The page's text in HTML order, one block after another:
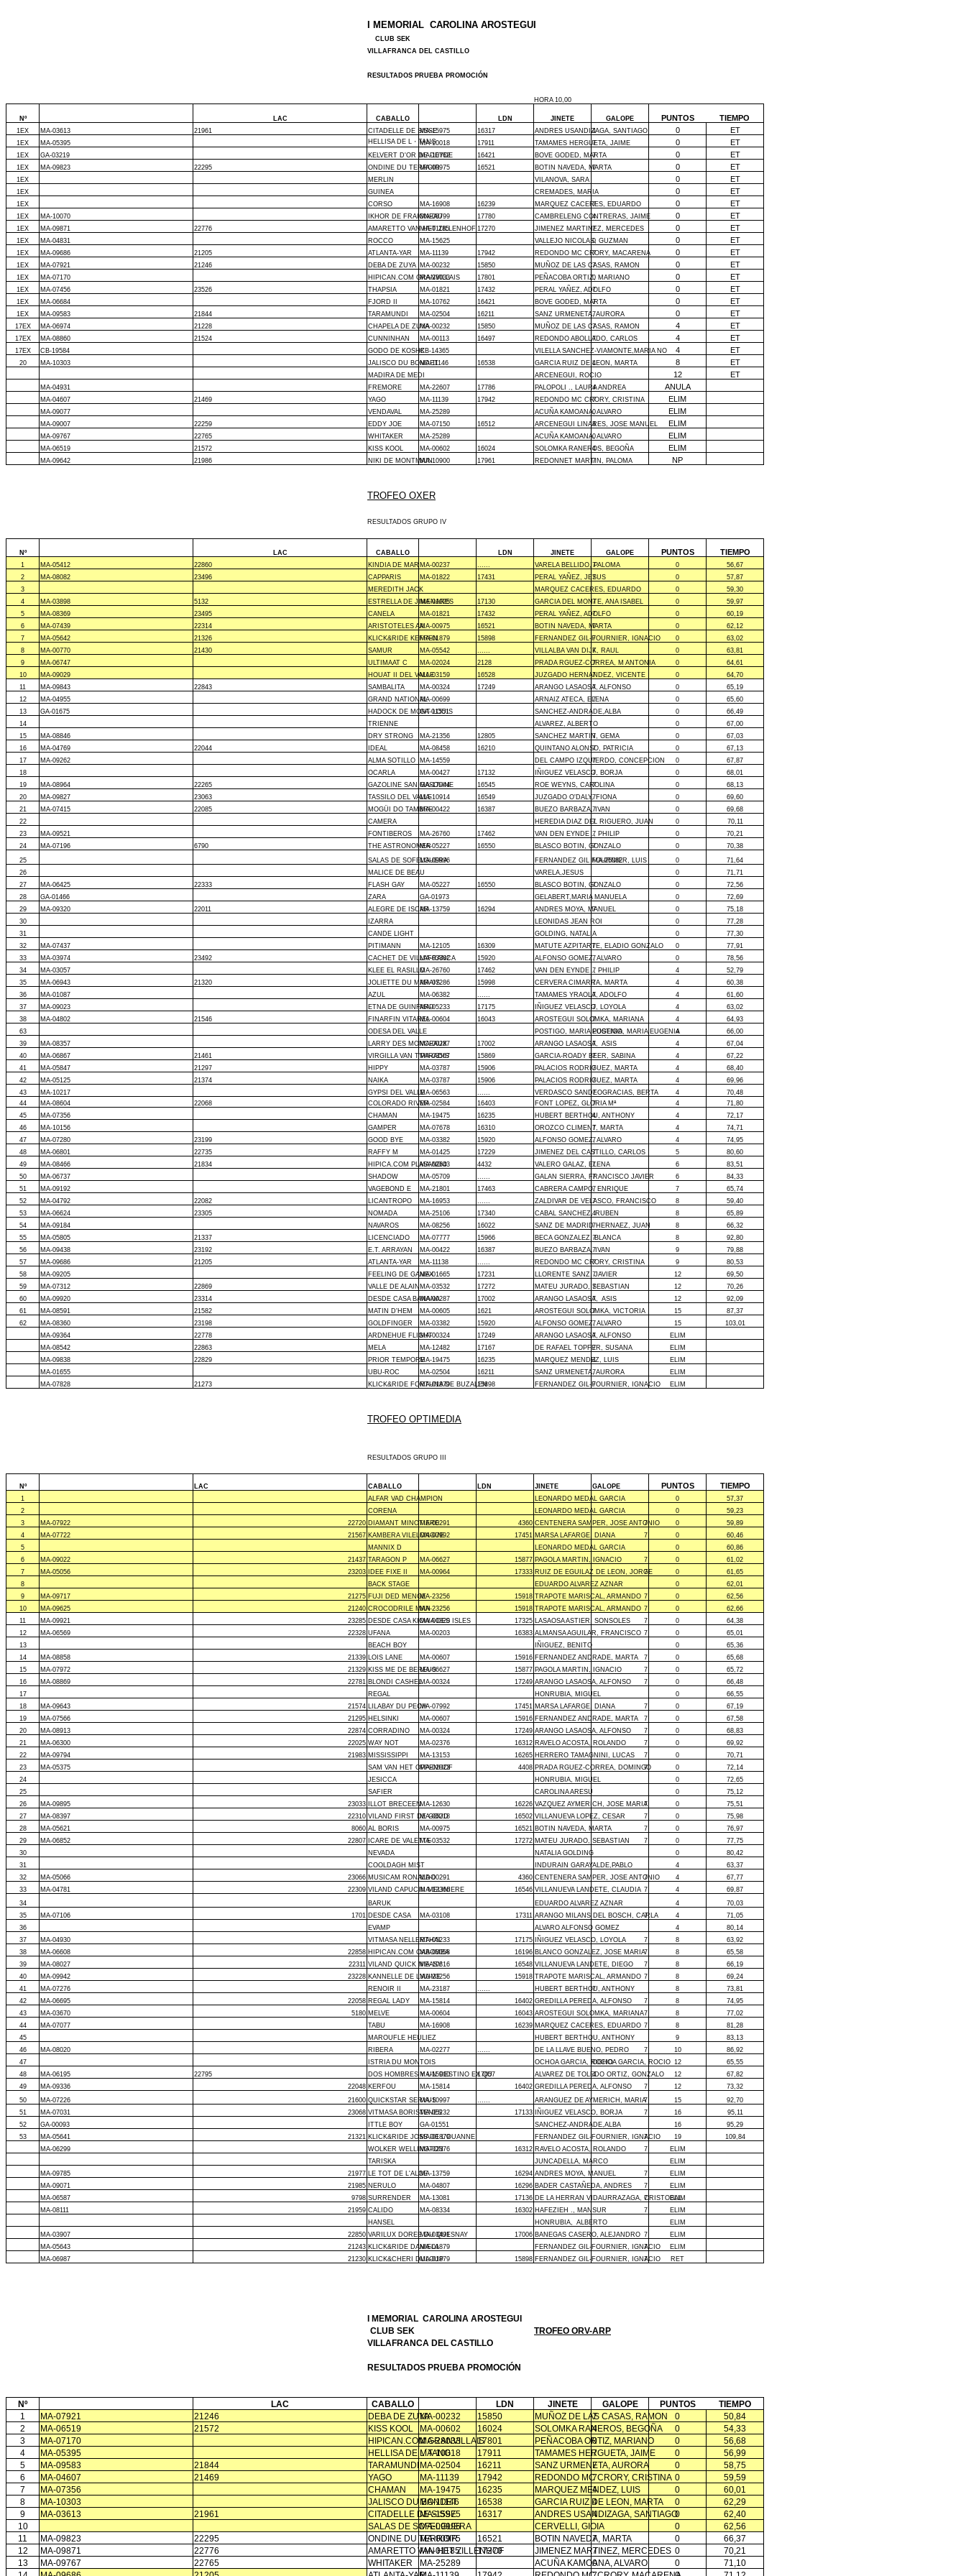
I MEMORIAL CAROLINA AROSTEGUI
CLUB SEK
VILLAFRANCA DEL CASTILLO
RESULTADOS PRUEBA PROMOCIÓN
HORA 10,00
Nº LAC CABALLO LDN JINETE GALOPE PUNTOS TIEMPO
1EX MA-03613 21961 CITADELLE DE SISSE
MA-15975 16317 ANDRES USANDIZAGA, SANTIAGO
4 0 ET
1EX MA-05395 HELLISA DE L・TANGMA-10018 17911 TAMAMES HERGUETA, JAIME
7 0 ET
1EX GA-03219 KELVERT D'OR DE DEYDE
MA-10762 16421 BOVE GODED, MARTA
7 0 ET
1EX MA-09823 22295 ONDINE DU TERROIR
MA-00975 16521 BOTIN NAVEDA, MARTA
7 0 ET
1EX MERLIN VILANOVA, SARA 0 ET
1EX GUINEA CREMADES, MARIA 0 ET
1EX CORSO MA-16908 16239 MARQUEZ CACERES, EDUARDO
7 0 ET
1EX MA-10070 IKHOR DE FRAIGNEAU
MA-08799 17780 CAMBRELENG CONTRERAS, JAIME
4 0 ET
1EX MA-09871 22776 AMARETTO VAN HET ZILLENHOF
MA-01185 17270 JIMENEZ MARTINEZ, MERCEDES
7 0 ET
1EX MA-04831 ROCCO MA-15625 VALLEJO NICOLAS, GUZMAN
0 0 ET
1EX MA-09686 21205 ATLANTA-YAR MA-11139 17942 REDONDO MC CRORY, MACARENA
7 0 ET
1EX MA-07921 21246 DEBA DE ZUYA MA-00232 15850 MUÑOZ DE LAS CASAS, RAMON
7 0 ET
1EX MA-07170 HIPICAN.COM GRANVILLAIS
MA-28033 17801 PEÑACOBA ORTIZ, MARIANO
0 0 ET
1EX MA-07456 23526 THAPSIA MA-01821 17432 PERAL YAÑEZ, ADOLFO
7 0 ET
1EX MA-06684 FJORD II MA-10762 16421 BOVE GODED, MARTA
7 0 ET
1EX MA-09583 21844 TARAMUNDI MA-02504 16211 SANZ URMENETA, AURORA
7 0 ET
17EX MA-06974 21228 CHAPELA DE ZUYAMA-00232 15850 MUÑOZ DE LAS CASAS, RAMON
7 4 ET
17EX MA-08860 21524 CUNNINHAN MA-00113 16497 REDONDO ABOLLADO, CARLOS
7 4 ET
17EX CB-19584 GODO DE KOSHKCB-14365 VILELLA SANCHEZ-VIAMONTE,MARIA NO 4 ET
20 MA-10303 JALISCO DU BONDET
MA-11146 16538 GARCIA RUIZ DE LEON, MARTA
4 8 ET
MADIRA DE MEDI ARCENEGUI, ROCIO 12 ET
MA-04931 FREMORE MA-22607 17786 PALOPOLI ., LAURA ANDREA
4 ANULA
MA-04607 21469 YAGO MA-11139 17942 REDONDO MC CRORY, CRISTINA
7 ELIM
MA-09077 VENDAVAL MA-25289 ACUÑA KAMOANA, ALVARO
0 ELIM
MA-09007 22259 EDDY JOE MA-07150 16512 ARCENEGUI LINARES, JOSE MANUEL
4 ELIM
MA-09767 22765 WHITAKER MA-25289 ACUÑA KAMOANA, ALVARO
0 ELIM
MA-06519 21572 KISS KOOL MA-00602 16024 SOLOMKA RANEROS, BEGOÑA
4 ELIM
MA-09642 21986 NIKI DE MONTMAINMA-10900 17961 REDONNET MARTIN, PALOMA
7 NP
TROFEO OXER
RESULTADOS GRUPO IV
Nº LAC CABALLO LDN JINETE GALOPE PUNTOS TIEMPO
1 MA-05412 22860 KINDIA DE MAR MA-00237 ...... VARELA BELLIDO, PALOMA
7 0
56,67
2
MA-08082 23496 CAPPARIS MA-01822 17431 PERAL YAÑEZ, JESUS
7 0
57,87
3
MEREDITH JACK MARQUEZ CACERES, EDUARDO 0
59,30
4
MA-03898 5132 ESTRELLA DE JIMENARES
MA-01025 17130 GARCIA DEL MONTE, ANA ISABEL
7 0
59,97
5
MA-08369 23495 CANELA MA-01821 17432 PERAL YAÑEZ, ADOLFO
7 0
60,19
6
MA-07439 22314 ARISTOTELES AAMA-00975 16521 BOTIN NAVEDA, MARTA
7 0
62,12
7
MA-05642 21326 KLICK&RIDE KEFREN
MA-01879 15898 FERNANDEZ GIL-FOURNIER, IGNACIO
7 0
63,02
8
MA-00770 21430 SAMUR MA-05542 ...... VILLALBA VAN DIJK, RAUL
7 0
63,81
9
MA-06747 ULTIMAAT C MA-02024 2128 PRADA RGUEZ-CORREA, M ANTONIA
7 0
64,61
10
MA-09029 HOUAT II DEL VALLEMA-03159 16528 JUZGADO HERNANDEZ, VICENTE
7 0
64,70
11
MA-09843 22843 SAMBALITA MA-00324 17249 ARANGO LASAOSA, ALFONSO
7 0
65,19
12
MA-04955 GRAND NATIONALMA-00699 ARNAIZ ATECA, ELENA
7 0
65,60
13
GA-01675 HADOCK DE MONT LOUIS
GA-01551 SANCHEZ-ANDRADE,ALBA 0
66,49
14
TRIENNE ALVAREZ, ALBERTO 0
67,00
15
MA-08846 DRY STRONG MA-21356 12805 SANCHEZ MARTIN, GEMA
7 0
67,03
16
MA-04769 22044 IDEAL MA-08458 16210 QUINTANO ALONSO, PATRICIA
7 0
67,13
17
MA-09262 ALMA SOTILLO MA-14559 DEL CAMPO IZQUIERDO, CONCEPCION
7 0
67,87
18
OCARLA MA-00427 17132 IÑIGUEZ VELASCO, BORJA
7 0
68,01
19
MA-08964 22265 GAZOLINE SAN GASOLINE
MA-17944 16545 ROE WEYNS, CAROLINA
7 0
68,13
20
MA-09827 23063 TASSILO DEL VALLEMA-10914 16549 JUZGADO O'DALY, FIONA
7 0
69,60
21
MA-07415 22085 MOGÜI DO TAMBREMA-00422 16387 BUEZO BARBAZA, IVAN
7 0
69,68
22
CAMERA HEREDIA DIAZ DEL RIGUERO, JUAN
7 0
70,11
23
MA-09521 FONTIBEROS MA-26760 17462 VAN DEN EYNDE ., PHILIP
7 0
70,21
24
MA-07196 6790 THE ASTRONOMERMA-05227 16550 BLASCO BOTIN, GONZALO
7 0
70,38
25
SALAS DE SOFELGUERA
MA-09996 FERNANDEZ GIL FOURNIER, LUIS
MA-25082 0
71,64
26
MALICE DE BEAU VARELA,JESUS 0
71,71
27
MA-06425 22333 FLASH GAY MA-05227 16550 BLASCO BOTIN, GONZALO
7 0
72,56
28
GA-01466 ZARA GA-01973 GELABERT,MARIA MANUELA 0
72,69
29
MA-09320 22011 ALEGRE DE ISCARMA-13759 16294 ANDRES MOYA, MANUEL
7 0
75,18
30
IZARRA LEONIDAS JEAN ROI 0
77,28
31
CANDE LIGHT GOLDING, NATALIA 0
77,30
32
MA-07437 PITIMANN MA-12105 16309 MATUTE AZPITARTE, ELADIO GONZALO
7 0
77,91
33
MA-03974 23492 CACHET DE VILLAFRANCA
MA-03382 15920 ALFONSO GOMEZ, ALVARO
7 0
78,56
34
MA-03057 KLEE EL RASILLOMA-26760 17462 VAN DEN EYNDE ., PHILIP
7 4
52,79
35
MA-06943 21320 JOLIETTE DU MARAIS
MA-07286 15998 CERVERA CIMARRA, MARTA
7 4
60,38
36
MA-01087 AZUL MA-06382 ...... TAMAMES YRAOLA, ADOLFO
7 4
61,60
37
MA-09023 ETNA DE GUINFARDMA-05233 17175 IÑIGUEZ VELASCO, LOYOLA
7 4
63,02
38
MA-04802 21546 FINARFIN VITARELMA-00604 16043 AROSTEGUI SOLOMKA, MARIANA
7 4
64,93
63
ODESA DEL VALLE POSTIGO, MARIA EUGENIAPOSTIGO, MARIA EUGENIA
4
66,00
39
MA-08357 LARRY DES MONCEAUX
MA-00287 17002 ARANGO LASAOSA, ASIS
7 4
67,04
40
MA-06867 21461 VIRGILLA VAN T'PARADIS
MA-03567 15869 GARCIA-ROADY BEER, SABINA
7 4
67,22
41
MA-05847 21297 HIPPY MA-03787 15906 PALACIOS RODRIGUEZ, MARTA
7 4
68,40
42
MA-05125 21374 NAIKA MA-03787 15906 PALACIOS RODRIGUEZ, MARTA
7 4
69,96
43
MA-10217 GYPSI DEL VALLEMA-06563 ...... VERDASCO SANDEOGRACIAS, BERTA
7 4
70,48
44
MA-08604 22068 COLORADO RIVERMA-02584 16403 FONT LOPEZ, GLORIA Mª
7 4
71,80
45
MA-07356 CHAMAN MA-19475 16235 HUBERT BERTHOU, ANTHONY
4 4
72,17
46
MA-10156 GAMPER MA-07678 16310 OROZCO CLIMENT, MARTA
7 4
74,71
47
MA-07280 23199 GOOD BYE MA-03382 15920 ALFONSO GOMEZ, ALVARO
7 4
74,95
48
MA-06801 22735 RAFFY M MA-01425 17229 JIMENEZ DEL CASTILLO, CARLOS
7 5
80,60
49
MA-08466 21834 HIPICA.COM PLASANDO
MA-02643 4432 VALERO GALAZ, ELENA
7 6
83,51
50
MA-06737 SHADOW MA-05709 ...... GALAN SIERRA, FRANCISCO JAVIER
7 6
84,33
51
MA-09192 VAGEBOND E MA-21801 17463 CABRERA CAMPO, ENRIQUE
7 7
65,74
52
MA-04792 22082 LICANTROPO MA-16953 ...... ZALDIVAR DE VELASCO, FRANCISCO
7 8
59,40
53
MA-06624 23305 NOMADA MA-25106 17340 CABAL SANCHEZ, RUBEN
4 8
65,89
54
MA-09184 NAVAROS MA-08256 16022 SANZ DE MADRID HERNAEZ, JUAN
7 8
66,32
55
MA-05805 21337 LICENCIADO MA-07777 15966 BECA GONZALEZ, BLANCA
7 8
92,80
56
MA-09438 23192 E.T. ARRAYAN MA-00422 16387 BUEZO BARBAZA, IVAN
7 9
79,88
57
MA-09686 21205 ATLANTA-YAR MA-11138 ...... REDONDO MC CRORY, CRISTINA
7 9
80,53
58
MA-09205 FEELING DE GANEXMA-01665 17231 LLORENTE SANZ, JAVIER
7 12
69,50
59
MA-07312 22869 VALLE DE ALAIN MA-03532 17272 MATEU JURADO, SEBASTIAN
7 12
70,26
60
MA-09920 23314 DESDE CASA BANANA
MA-00287 17002 ARANGO LASAOSA, ASIS
7 12
92,09
61
MA-08591 21582 MATIN D'HEM MA-00605 1621 AROSTEGUI SOLOMKA, VICTORIA
7 15
87,37
62
MA-08360 23198 GOLDFINGER MA-03382 15920 ALFONSO GOMEZ, ALVARO
7 15
103,01
MA-09364
22778 ARDNEHUE FLIGHTMA-00324 17249 ARANGO LASAOSA, ALFONSO
7
ELIM
MA-08542
22863 MELA MA-12482 17167 DE RAFAEL TOPFER, SUSANA
7
ELIM
MA-09838
22829 PRIOR TEMPOREMA-19475 16235 MARQUEZ MENDEZ, LUIS
4
ELIM
MA-01655
UBU-ROC MA-02504 16211 SANZ URMENETA, AURORA
7
ELIM
MA-07828
21273 KLICK&RIDE FORTUNA DE BUZALEN
MA-01879 15898 FERNANDEZ GIL-FOURNIER, IGNACIO
7 ELIM
TROFEO OPTIMEDIA
RESULTADOS GRUPO III
Nº LAC CABALLO LDN JINETE GALOPE PUNTOS TIEMPO
1 ALFAR VAD CHAMPION LEONARDO MEDAL GARCIA 0
57,37
2
CORENA LEONARDO MEDAL GARCIA 0
59,23
3
MA-07922 22720 DIAMANT MINOTIERE
MA-00291 4360 CENTENERA SAMPER, JOSE ANTONIO
7 0
59,89
4
MA-07722 21567 KAMBERA VILELONGUE
MA-07992 17451 MARSA LAFARGE, DIANA 7 0
60,46
5
MANNIX D LEONARDO MEDAL GARCIA 0
60,86
6
MA-09022 21437 TARAGON P MA-06627 15877 PAGOLA MARTIN, IGNACIO 7 0
61,02
7
MA-05056 23203 IDEE FIXE II MA-00964 17333 RUIZ DE EGUILAZ DE LEON, JORGE
7 0
61,65
8
BACK STAGE EDUARDO ALVAREZ AZNAR 0
62,01
9
MA-09717 21275 FUJI DED MENGEMA-23256 15918 TRAPOTE MARISCAL, ARMANDO 7 0
62,56
10
MA-09625 21240 CROCODRILE MANMA-23256 15918 TRAPOTE MARISCAL, ARMANDO 7 0
62,66
11
MA-09921 23285 DESDE CASA KIOWA DES ISLES
MA-00320 17325 LASAOSA ASTIER, SONSOLES 7 0
64,38
12
MA-06569 22328 UFANA MA-00203 16383 ALMANSA AGUILAR, FRANCISCO 7 0
65,01
13
BEACH BOY IÑIGUEZ, BENITO 0
65,36
14
MA-08858 21339 LOIS LANE MA-00607 15916 FERNANDEZ ANDRADE, MARTA 7 0
65,68
15
MA-07972 21329 KISS ME DE BEREUSMA-06627 15877 PAGOLA MARTIN, IGNACIO 7 0
65,72
16
MA-08869 22781 BLONDI CASHELMA-00324 17249 ARANGO LASAOSA, ALFONSO 7 0
66,48
17
REGAL HONRUBIA, MIGUEL 0
66,55
18
MA-09643 21574 LILABAY DU PECHMA-07992 17451 MARSA LAFARGE, DIANA 7 0
67,19
19
MA-07566 21295 HELSINKI MA-00607 15916 FERNANDEZ ANDRADE, MARTA 7 0
67,58
20
MA-08913 22874 CORRADINO MA-00324 17249 ARANGO LASAOSA, ALFONSO 7 0
68,83
21
MA-06300 22025 WAY NOT MA-02376 16312 RAVELO ACOSTA, ROLANDO 7 0
69,92
22
MA-09794 21983 MISSISSIPPI MA-13153 16265 HERRERO TAMAGNINI, LUCAS 7 0
70,71
23
MA-05375 SAM VAN HET OPPENHOF
MA-02023 4408 PRADA RGUEZ-CORREA, DOMINGO
7 0
72,14
24
JESICCA HONRUBIA, MIGUEL 0
72,65
25
SAFIER CAROLINA ARESU 0
75,12
26
MA-09895 23033 ILLOT BRECEENMA-12630 16226 VAZQUEZ AYMERICH, JOSE MARIA
7 0
75,51
27
MA-08397 22310 VILAND FIRST DE GOUD
MA-06218 16502 VILLANUEVA LOPEZ, CESAR 7 0
75,98
28
MA-05621 8060 AL BORIS MA-00975 16521 BOTIN NAVEDA, MARTA 7 0
76,97
29
MA-06852 22807 ICARE DE VALETTEMA-03532 17272 MATEU JURADO, SEBASTIAN 7 0
77,75
30
NEVADA NATALIA GOLDING 0
80,42
31
COOLDAGH MIST INDURAIN GARAYALDE,PABLO 4
63,37
32
MA-05066 23066 MUSICAM RONALDOMA-00291 4360 CENTENERA SAMPER, JOSE ANTONIO
7 4
67,77
33
MA-04781 22309 VILAND CAPUCIN MELINIERE
MA-12366 16546 VILLANUEVA LANDETE, CLAUDIA 7 4
69,87
34
BARUK EDUARDO ALVAREZ AZNAR 4
70,03
35
MA-07106 1701 DESDE CASA MA-03108 17311 ARANGO MILANS DEL BOSCH, CARLA
7 4
71,05
36
EVAMP ALVARO ALFONSO GOMEZ 4
80,14
37
MA-04930 VITMASA NELLERTHAL
MA-05233 17175 IÑIGUEZ VELASCO, LOYOLA 7 8
63,92
38
MA-06608 22858 HIPICAN.COM CABOMBA
MA-03058 16196 BLANCO GONZALEZ, JOSE MARIA7 8
65,58
39
MA-08027 22311 VILAND QUICK N'EASY
MA-10316 16548 VILLANUEVA LANDETE, DIEGO 7 8
66,19
40
MA-09942 23228 KANNELLE DE L'AUME
MA-23256 15918 TRAPOTE MARISCAL, ARMANDO 7 8
69,24
41
MA-07276 RENOIR II MA-23187 ...... HUBERT BERTHOU, ANTHONY
7 8
73,81
42
MA-06695 22058 REGAL LADY MA-15814 16402 GREDILLA PEREDA, ALFONSO 7 8
74,95
43
MA-03670 5180 MELVE MA-00604 16043 AROSTEGUI SOLOMKA, MARIANA7 8
77,02
44
MA-07077 TABU MA-16908 16239 MARQUEZ CACERES, EDUARDO 7 8
81,28
45
MAROUFLE HEULIEZ HUBERT BERTHOU, ANTHONY 9
83,13
46
MA-08020 RIBERA MA-02277 ...... DE LA LLAVE BUENO, PEDRO 7 10
86,92
47
ISTRIA DU MONTOIS OCHOA GARCIA, ROCIOOGHOA GARCIA, ROCIO 12
65,55
48
MA-06195 22795 DOS HOMBRES Y UN DESTINO EX QU
MA-15910 17057 ALVAREZ DE TOLEDO ORTIZ, GONZALO
4 12
67,82
49
MA-09336 22048 KERFOU MA-15814 16402 GREDILLA PEREDA, ALFONSO 7 12
73,32
50
MA-07226 21600 QUICKSTAR SERVUSMA-10997 ...... ARANGUEZ DE AYMERICH, MARIA7 15
92,70
51
MA-07031 23068 VITMASA BORISTENES
MA-05232 17133 IÑIGUEZ VELASCO, BORJA 7 16
95,11
52
GA-00093 ITTLE BOY GA-01551 SANCHEZ-ANDRADE,ALBA 16
95,29
53
MA-05641 21321 KLICK&RIDE JOSS DE L'OUANNE
MA-01879 FERNANDEZ GIL-FOURNIER, IGNACIO
7 19
109,84
MA-06299
WOLKER WELLINGTON
MA-02376 16312 RAVELO ACOSTA, ROLANDO 7
ELIM
TARISKA
JUNCADELLA, MARCO
ELIM
MA-09785
21977 LE TOT DE L'ALOEMA-13759 16294 ANDRES MOYA, MANUEL 7
ELIM
MA-09071
21985 NERULO MA-04807 16296 BADER CASTAÑEDA, ANDRES 7
ELIM
MA-06587
9798 SURRENDER MA-13081 17136 DE LA HERRAN VIDAURRAZAGA, CRISTOBAL
7
ELIM
MA-08111
21959 CALIDO MA-08334 16302 HAFEZIEH ., MANSUR 7
ELIM
HANSEL
HONRUBIA, ALBERTO
ELIM
MA-03907
22850 VARILUX DOREE DU QUESNAY
MA-03491 17006 BANEGAS CASERO, ALEJANDRO 7
ELIM
MA-05643
21243 KLICK&RIDE DANIELA
MA-01879 FERNANDEZ GIL-FOURNIER, IGNACIO
7
ELIM
MA-06987
21230 KLICK&CHERI DULOUP
MA-01879 15898 FERNANDEZ GIL-FOURNIER, IGNACIO
7 RET
I MEMORIAL CAROLINA AROSTEGUI
CLUB SEK
TROFEO ORV-ARP
VILLAFRANCA DEL CASTILLO
RESULTADOS PRUEBA PROMOCIÓN
Nº LAC CABALLO LDN JINETE GALOPE PUNTOS
TIEMPO
1
MA-07921 21246 DEBA DE ZUYAMA-00232 15850 MUÑOZ DE LAS CASAS, RAMON
7 0
50,84
2
MA-06519 21572 KISS KOOL MA-00602 16024 SOLOMKA RANEROS, BEGOÑA
4 0
54,33
3
MA-07170 HIPICAN.COM GRANVILLAIS
MA-28033 17801 PEÑACOBA ORTIZ, MARIANO
0 0
56,68
4
MA-05395 HELLISA DE L´TANG
MA-10018 17911 TAMAMES HERGUETA, JAIME
7 0
56,99
5
MA-09583 21844 TARAMUNDI MA-02504 16211 SANZ URMENETA, AURORA
7 0
58,75
6
MA-04607 21469 YAGO MA-11139 17942 REDONDO MC CRORY, CRISTINA
7 0
59,59
7
MA-07356 CHAMAN MA-19475 16235 MARQUEZ MENDEZ, LUIS
4 0
60,01
8
MA-10303 JALISCO DU BONDET
MA-11146 16538 GARCIA RUIZ DE LEON, MARTA
4 0
62,29
9
MA-03613 21961 CITADELLE DE SISSE
MA-15975 16317 ANDRES USANDIZAGA, SANTIAGO
4 0
62,40
10
SALAS DE SOFELGUERA
MA-09996 CERVELLI, GIOIA 0
62,56
11
MA-09823 22295 ONDINE DU TERROIR
MA-00975 16521 BOTIN NAVEDA, MARTA
7 0
66,37
12
MA-09871 22776 AMARETTO VAN HET ZILLENHOF
MA-01185 17270 JIMENEZ MARTINEZ, MERCEDES
7 0
70,21
13
MA-09767 22765 WHITAKER MA-25289 ACUÑA KAMOANA, ALVARO
0 0
71,10